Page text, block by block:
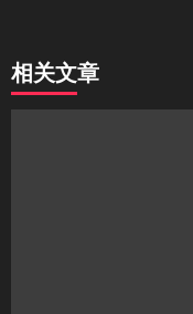
相关文章